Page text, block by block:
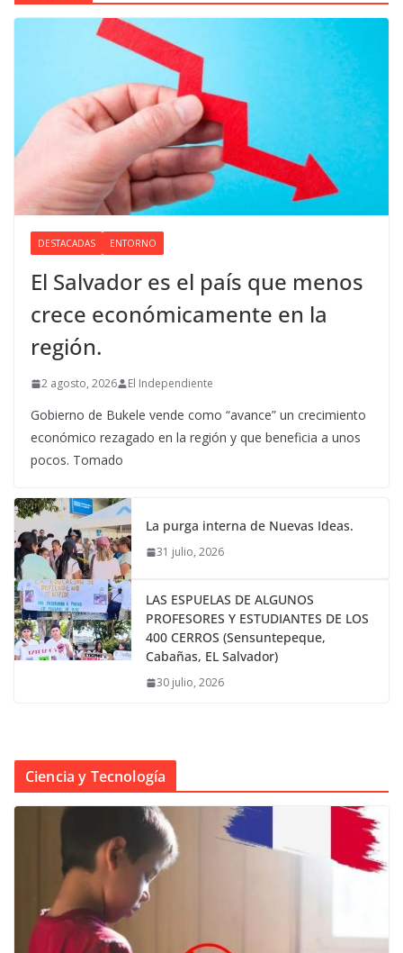
DESTACADAS ENTORNO
El Salvador es el país que menos
crece económicamente en la
región.
2 agosto, 2026 El Independiente
Gobierno de Bukele vende como “avance” un crecimiento
económico rezagado en la región y que beneficia a unos
pocos. Tomado
La purga interna de Nuevas Ideas.
31 julio, 2026
LAS ESPUELAS DE ALGUNOS
PROFESORES Y ESTUDIANTES DE LOS
400 CERROS (Sensuntepeque,
Cabañas, EL Salvador)
30 julio, 2026
Ciencia y Tecnología